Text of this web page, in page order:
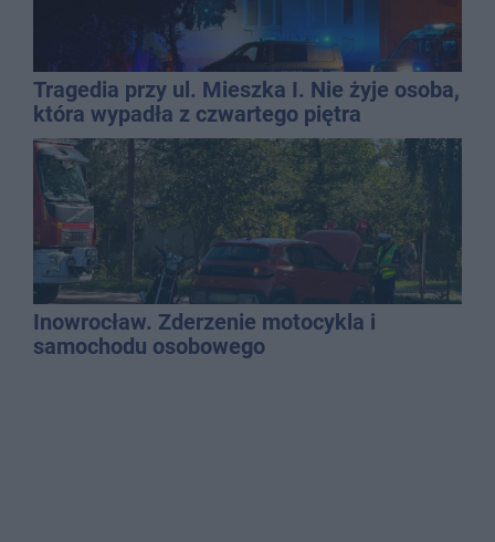
Tragedia przy ul. Mieszka I. Nie żyje osoba,
która wypadła z czwartego piętra
Inowrocław. Zderzenie motocykla i
samochodu osobowego